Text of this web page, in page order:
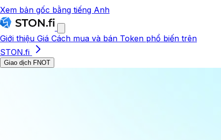
Xem bản gốc bằng tiếng Anh
Giới thiệu Giá Cách mua và bán Token phổ biến trên
STON.fi
Giao dịch FNOT